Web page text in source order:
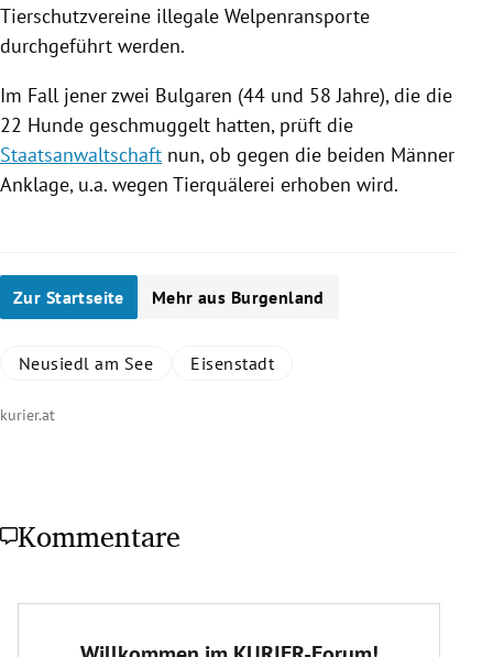
Tierschutzvereine illegale Welpenransporte
durchgeführt werden.
Im Fall jener zwei Bulgaren (44 und 58 Jahre), die die
22 Hunde geschmuggelt hatten, prüft die
Staatsanwaltschaft nun, ob gegen die beiden Männer
Anklage, u.a. wegen Tierquälerei erhoben wird.
Zur Startseite Mehr aus Burgenland
Neusiedl am See Eisenstadt
kurier.at
Kommentare